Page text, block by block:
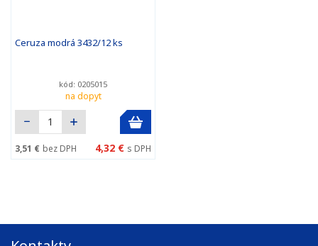
Ceruza modrá 3432/12 ks
kód: 0205015
na dopyt
3,51 € bez DPH 4,32 € s DPH